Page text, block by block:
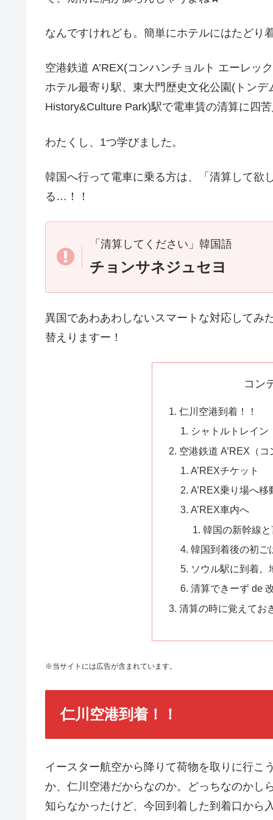
なんですけれども。簡単にホテルにはたどり
空港鉄道 A’REX(コンハンチョルト エーレッ
ホテル最寄り駅、東大門歴史文化公園(トン
History&Culture Park)駅で電車賃の清算に四
わたくし、1つ学びました。
韓国へ行って電車に乗る方は、「清算して欲
る…！！
「清算してください」韓国語
チョンサネジュセヨ
異国であわあわしないスマートな対応して
替えりますー！
コン
仁川空港到着！！
シャトルトレイン
空港鉄道 A’REX（
A’REXチケット
A’REX乗り場へ移
A’REX車内へ
韓国の新幹線
韓国到着後の初
ソウル駅に到着
清算できーず de
清算の時に覚えてお
※当サイトには広告が含まれています。
仁川空港到着！！
イースター航空から降りて荷物を取りに行こ
か、仁川空港だからなのか。どっちなのかし
知らなかったけど、今回到着した到着口から